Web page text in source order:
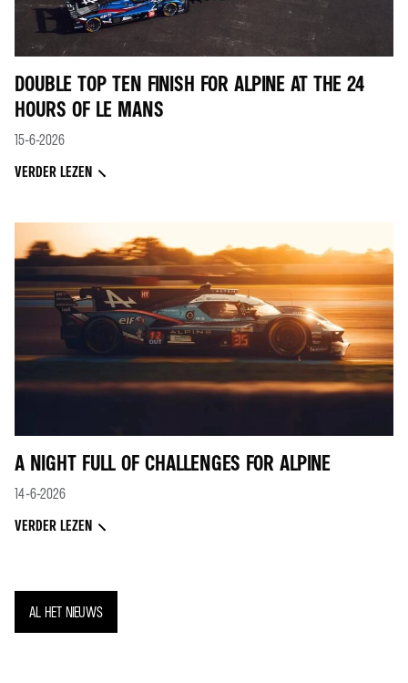
DOUBLE TOP TEN FINISH FOR ALPINE AT THE 24
HOURS OF LE MANS
15-6-2026
VERDER LEZEN
A NIGHT FULL OF CHALLENGES FOR ALPINE
14-6-2026
VERDER LEZEN
AL HET NIEUWS